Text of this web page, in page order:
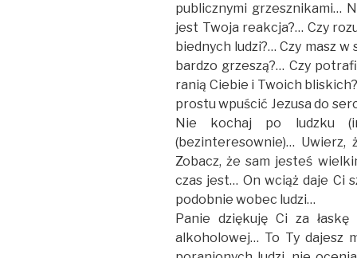
publicznymi grzesznikami…
jest Twoja reakcja?… Czy
biednych ludzi?… Czy masz
bardzo grzeszą?… Czy
ranią Ciebie i Twoich
prostu wpuścić Jezusa do
Nie kochaj po ludzku
(bezinteresownie)… Uwierz,
Zobacz, że sam jesteś
czas jest… On wciąż daje Ci
podobnie wobec ludzi…
Panie dziękuję Ci za
alkoholowej… To Ty dajesz